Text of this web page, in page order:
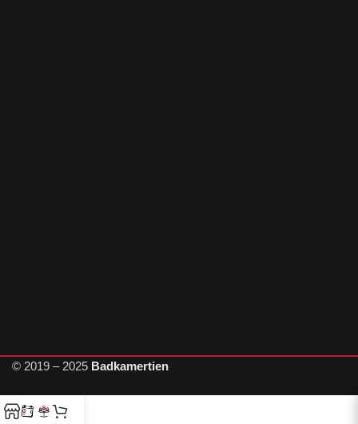
© 2019 – 2025 Badkamertien